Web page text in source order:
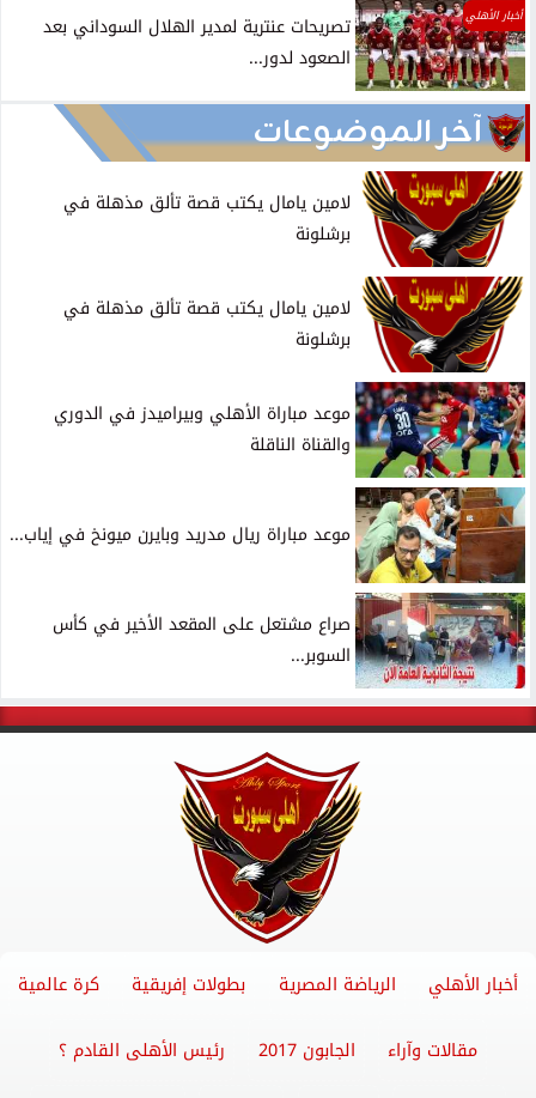
أخبار الأهلي
تصريحات عنترية لمدير الهلال السوداني بعد
الصعود لدور...
آخر الموضوعات
لامين يامال يكتب قصة تألق مذهلة في
برشلونة
لامين يامال يكتب قصة تألق مذهلة في
برشلونة
موعد مباراة الأهلي وبيراميدز في الدوري
والقناة الناقلة
موعد مباراة ريال مدريد وبايرن ميونخ في إياب...
صراع مشتعل على المقعد الأخير في كأس
السوبر...
أخبار الأهلي الرياضة المصرية بطولات إفريقية كرة عالمية
مقالات وآراء الجابون 2017 رئيس الأهلى القادم ؟